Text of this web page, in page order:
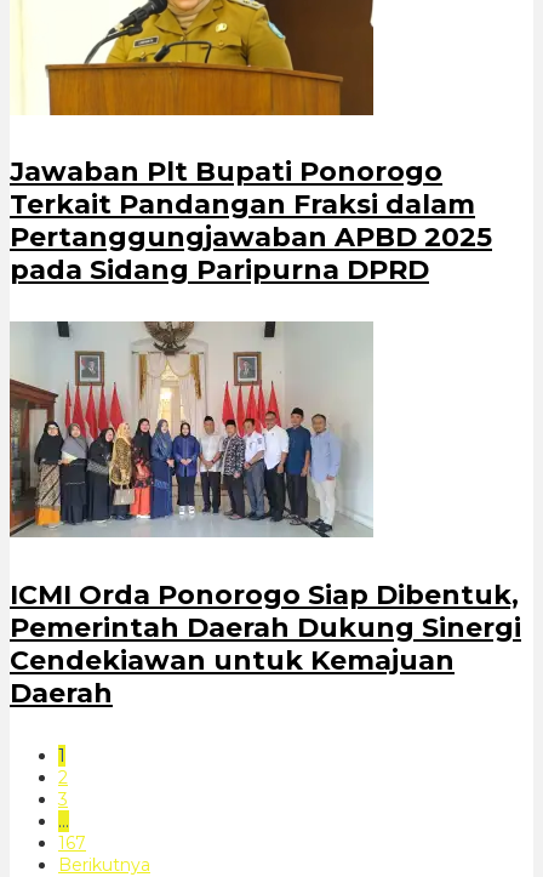
Jawaban Plt Bupati Ponorogo
Terkait Pandangan Fraksi dalam
Pertanggungjawaban APBD 2025
pada Sidang Paripurna DPRD
ICMI Orda Ponorogo Siap Dibentuk,
Pemerintah Daerah Dukung Sinergi
Cendekiawan untuk Kemajuan
Daerah
1
2
3
…
167
Berikutnya